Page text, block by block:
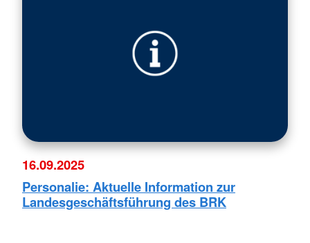
16.09.2025
Personalie: Aktuelle Information zur
Landesgeschäftsführung des BRK